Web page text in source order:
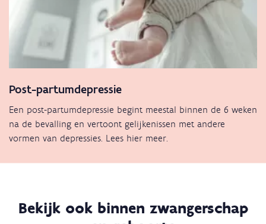
Post-partumdepressie
Een post-partumdepressie begint meestal binnen de 6 weken
na de bevalling en vertoont gelijkenissen met andere
vormen van depressies. Lees hier meer.
Bekijk ook binnen zwangerschap